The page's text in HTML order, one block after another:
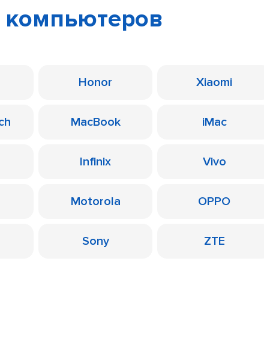
компьютеров
Honor Xiaomi
MacBook iMac
Infinix Vivo
Motorola OPPO
Sony ZTE